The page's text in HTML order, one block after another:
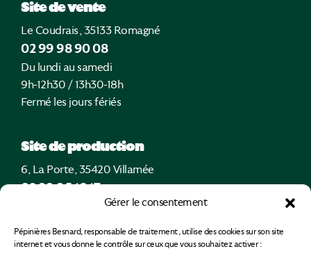
Gérer le consentement
Pépinières Besnard, responsable de traitement, utilise des cookies sur son site
internet et vous donne le contrôle sur ceux que vous souhaitez activer :
Site de vente
Le Coudrais, 35133 Romagné
02 99 98 90 08
Du lundi au samedi
9h-12h30 / 13h30-18h
Fermé les jours fériés
Site de production
6, La Porte, 35420 Villamée
02 99 95 16 17
Uniquement sur rendez-vous